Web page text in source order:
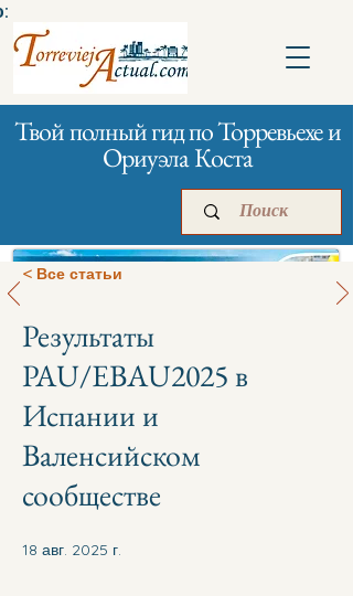
Твой полный гид по Торревьехе и
Ориуэла Коста
Главная Бизнесам
< Все статьи
Результаты
PAU/EBAU2025 в
Испании и
Валенсийском
сообществе
18 авг. 2025 г.